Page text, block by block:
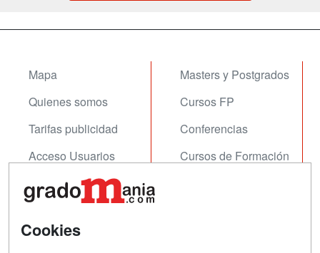
Mapa
Quienes somos
Tarifas publicidad
Acceso Usuarios
Acceso Centros
Masters y Postgrados
Cursos FP
Conferencias
Cursos de Formación
Contactar
Cookies